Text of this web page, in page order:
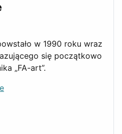
w 1990 roku wraz
się początkowo
„FA-art”.